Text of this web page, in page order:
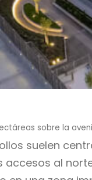
sobre la
suelen
al